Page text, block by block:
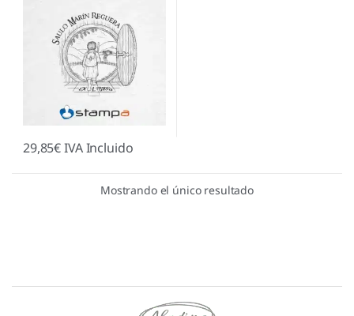
29,85€IVA Incluido
Mostrando el único resultado
Marcas De Carrusel